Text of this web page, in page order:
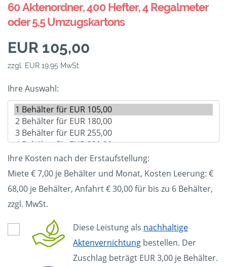
60 Aktenordner, 400 Hefter, 4 Regalmeter
oder 5,5 Umzugskartons
EUR 105,00
zzgl. EUR 19,95 MwSt.
Ihre Auswahl:
Ihre Kosten nach der Erstaufstellung:
Miete € 7,00 je Behälter und Monat, Kosten Leerung: €
68,00 je Behälter, Anfahrt € 30,00 für bis zu 6 Behälter,
zzgl. MwSt.
Diese Leistung als nachhaltige
Aktenvernichtung bestellen. Der
Zuschlag beträgt EUR 3,00 je Behälter.